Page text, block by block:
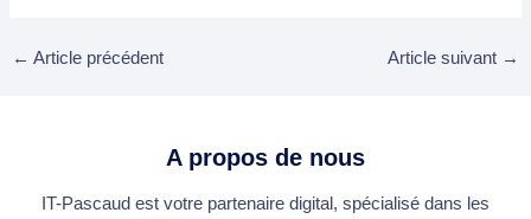
← Article précédent Article suivant →
A propos de nous
IT-Pascaud est votre partenaire digital, spécialisé dans les